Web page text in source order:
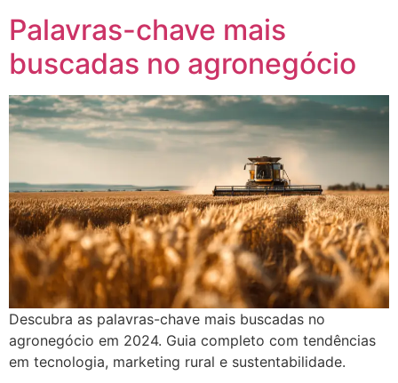
Palavras-chave mais
buscadas no agronegócio
Descubra as palavras-chave mais buscadas no
agronegócio em 2024. Guia completo com tendências
em tecnologia, marketing rural e sustentabilidade.